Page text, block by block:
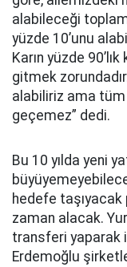
alabileceği
yüzde 10’unu
Karın yüzde
gitmek
alabiliriz ama tüm
geçemez” dedi.
Bu 10 yılda yeni
hedefe
zaman alacak.
transferi yaparak
Erdemoğlu